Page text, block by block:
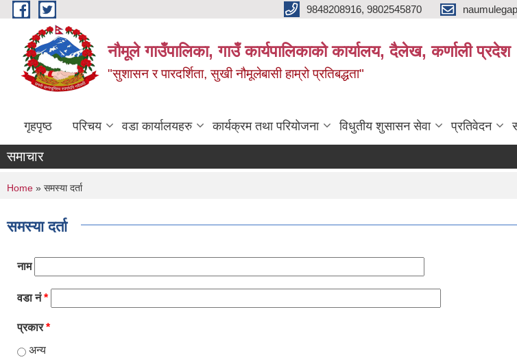
Skip to main content 9848208916, 9802545870
नौमूले गाउँपालिका, गाउँ कार्यपालिकाको कार्यालय, दैलेख, कर्णाली प्रदेश
"सुशासन र पारदर्शिता, सुखी नौमूलेबासी हाम्रो प्रतिबद्धता"
गृहपृष्ठ परिचय वडा कार्यालयहरु कार्यक्रम तथा परियोजना विधुतीय शुसासन सेवा प्रतिवेदन
समाचार
You are here
Home » समस्या दर्ता
समस्या दर्ता
नाम
वडा नं*
प्रकार*
अन्य